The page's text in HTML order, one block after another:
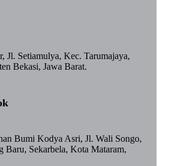
Jl. Setiamulya, Kec. Tarumajaya,
Bekasi, Jawa Barat.
Bumi Kodya Asri, Jl. Wali Songo,
Baru, Sekarbela, Kota Mataram,